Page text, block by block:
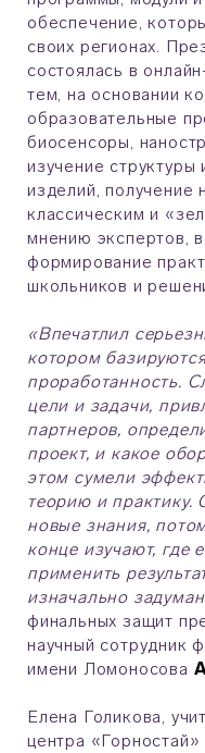
обеспечение,
своих регионах.
состоялась в
тем, на основании
образовательные
биосенсоры,
изучение структуры
изделий, получение
классическим и
мнению экспертов,
формирование
школьников и
«Впечатлил
котором
проработанность.
цели и задачи,
партнеров,
проект, и какое
этом сумели
теорию и практику.
новые знания,
конце изучают,
применить
изначально
финальных защит
научный сотрудник
имени Ломоносова
Елена Голикова,
центра